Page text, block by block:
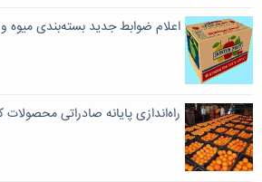
اعلام ضوابط جدید بسته‌بندی میوه و
راه‌اندازی پایانه صادراتی